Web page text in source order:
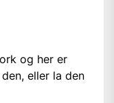
og her er
eller la den